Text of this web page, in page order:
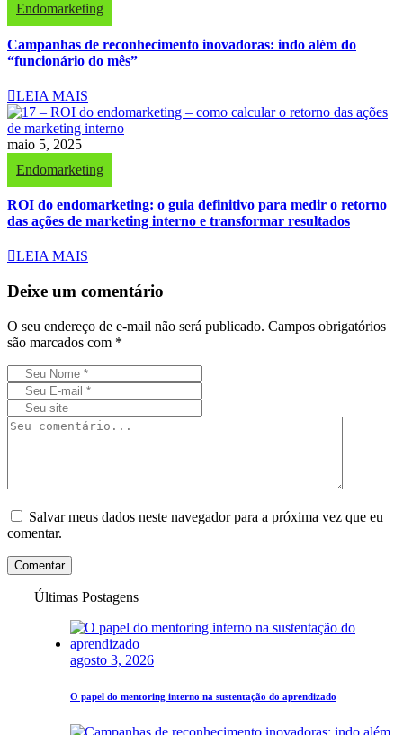
Endomarketing
Campanhas de reconhecimento inovadoras: indo além do
“funcionário do mês”
LEIA MAIS
maio 5, 2025
Endomarketing
ROI do endomarketing: o guia definitivo para medir o retorno
das ações de marketing interno e transformar resultados
LEIA MAIS
Deixe um comentário
O seu endereço de e-mail não será publicado. Campos obrigatórios
são marcados com *
Salvar meus dados neste navegador para a próxima vez que eu
comentar.
Comentar
Últimas Postagens
agosto 3, 2026
O papel do mentoring interno na sustentação do aprendizado